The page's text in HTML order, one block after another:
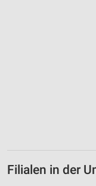
Filialen in der
Analyse von